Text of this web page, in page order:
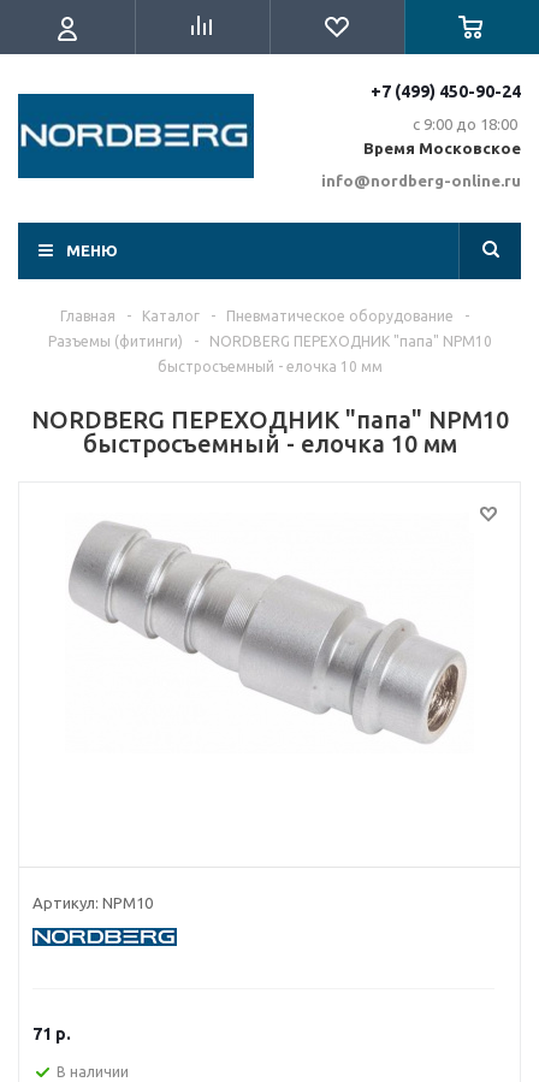
+7 (499) 450-90-24
с 9:00 до 18:00
Время Московское
info@nordberg-online.ru
МЕНЮ
Главная - Каталог - Пневматическое оборудование
-
Разъемы (фитинги)
-
NORDBERG ПЕРЕХОДНИК "папа" NPM10
быстросъемный - елочка 10 мм
NORDBERG ПЕРЕХОДНИК "папа" NPM10
быстросъемный - елочка 10 мм
Артикул: NPM10
71 р.
В наличии